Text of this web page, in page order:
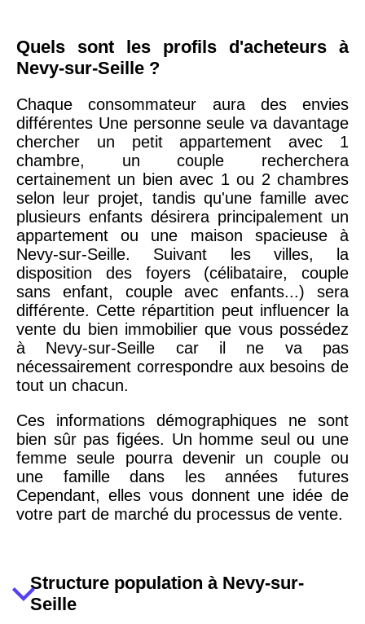
Quels sont les profils d'acheteurs à
Nevy-sur-Seille ?
Chaque consommateur aura des envies
différentes Une personne seule va davantage
chercher un petit appartement avec 1
chambre, un couple recherchera
certainement un bien avec 1 ou 2 chambres
selon leur projet, tandis qu'une famille avec
plusieurs enfants désirera principalement un
appartement ou une maison spacieuse à
Nevy-sur-Seille. Suivant les villes, la
disposition des foyers (célibataire, couple
sans enfant, couple avec enfants...) sera
différente. Cette répartition peut influencer la
vente du bien immobilier que vous possédez
à Nevy-sur-Seille car il ne va pas
nécessairement correspondre aux besoins de
tout un chacun.
Ces informations démographiques ne sont
bien sûr pas figées. Un homme seul ou une
femme seule pourra devenir un couple ou
une famille dans les années futures
Cependant, elles vous donnent une idée de
votre part de marché du processus de vente.
Structure population à Nevy-sur-
Seille